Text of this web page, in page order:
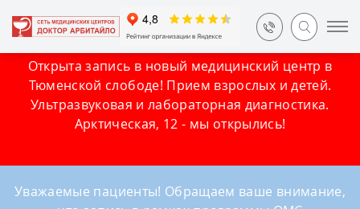
Открыта запись в новый медицинский центр в
Тюменской слободе! Прием взрослых и детей.
Ультразвуковая и лабораторная диагностика.
Арктическая, 12 - мы открылись!
Уважаемые пациенты! Обращаем ваше внимание,